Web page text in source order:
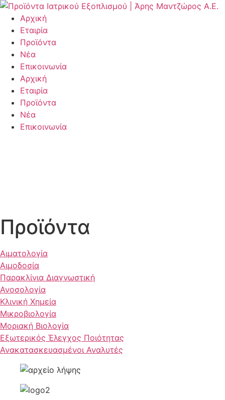
Μετάβαση
στο
περιεχόμενο
Αρχική
Εταιρία
Προϊόντα
Νέα
Επικοινωνία
Αρχική
Εταιρία
Προϊόντα
Νέα
Επικοινωνία
Προϊόντα
Αιματολογία
Αιμοδοσία
Παρακλίνια Διαγνωστική
Ανοσολογία
Κλινική Χημεία
Μικροβιολογία
Μοριακή Βιολογία
Εξωτερικός Έλεγχος Ποιότητας
Ανακατασκευασμένοι Αναλυτές